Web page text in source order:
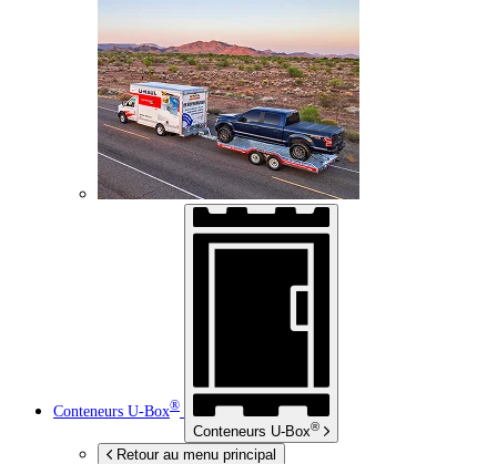
Conteneurs U-Box®
Conteneurs U-Box®
Retour au menu principal